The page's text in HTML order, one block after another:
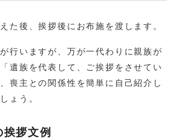
た後、挨拶後にお布施を渡します。
行いますが、万が一代わりに親族が
遺族を代表して、ご挨拶をさせてい
喪主との関係性を簡単に自己紹介し
ょう。
拶文例